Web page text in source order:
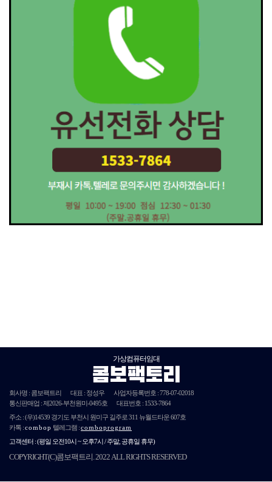
가상컴퓨터임대
콤보팩토리
회사명 : 콤보팩트리 대표 : 정성우 사업자등록번호 :778-07-02018
통신판매업 : 제2026-부천원미-0495호
대표번호 : 1533-7864
주소 :(우)14539 경기도 부천시 원미구 길주로 311 뉴월드타운 607호
카톡 :combop 텔레그램 :comboprogram
고객센터 :(평일 오전10시 ~ 오후7시 / 주말, 공휴일 휴무)
COPYRIGHT(C)콤보팩트리. 2022 ALL RIGHTS RESERVED